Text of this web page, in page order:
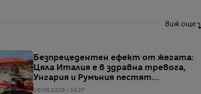
виж още
Безпрецедентен ефект от жегата:
Цяла Италия е в здравна тревога,
Унгария и Румъния пестят
електричество
06.08.2026 / 14:27